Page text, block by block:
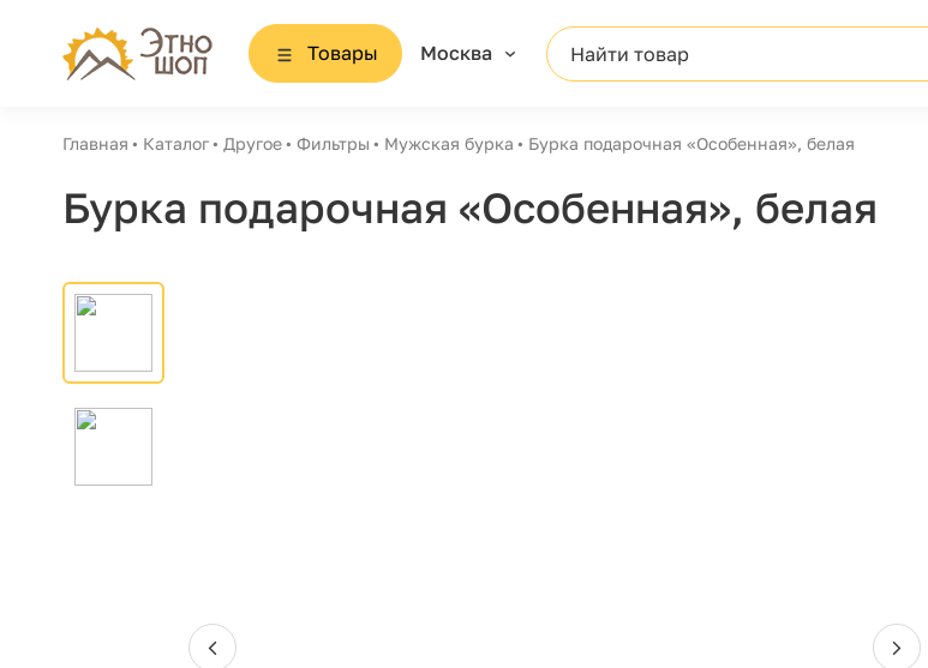
Товары Москва Найти товар
Главная Каталог Другое Фильтры Мужская бурка Бурка подарочная «Особенная», белая
Бурка подарочная «Особенная», белая